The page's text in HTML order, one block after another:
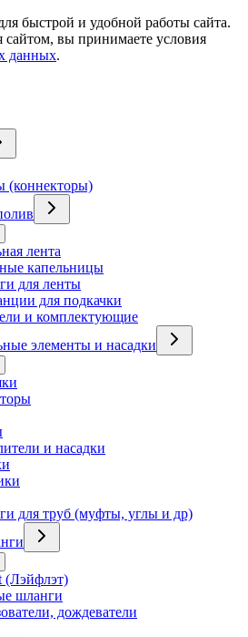
быстрой и удобной работы сайта.
сайтом, вы принимаете условия
данных.
(коннекторы)
лента
капельницы
для ленты
для подкачки
и комплектующие
элементы и насадки
и насадки
для труб (муфты, углы и др)
(Лэйфлэт)
шланги
дождеватели